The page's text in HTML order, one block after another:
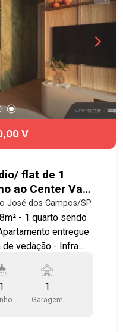
Minimarket
ao lado do
à Rodovia
pensada também
Fale
as melhores
primeiro imóvel ou
você!
V
flat de 1
ao Center Vale
| Liv.One
José dos Campos/SP
- 1 quarto sendo
de vedação - Infra
varanda - Ponto
- Janela com
- Aquecimento a
1 1
Garagem